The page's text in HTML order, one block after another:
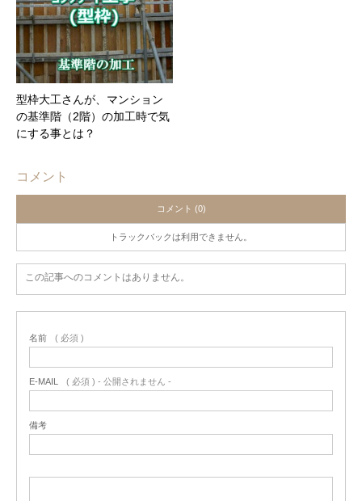
型枠大工さんが、マンション
の基準階（2階）の加工時で気
にする事とは？
コメント
コメント (0)
トラックバックは利用できません。
この記事へのコメントはありません。
名前 ( 必須 )
E-MAIL ( 必須 ) - 公開されません -
備考